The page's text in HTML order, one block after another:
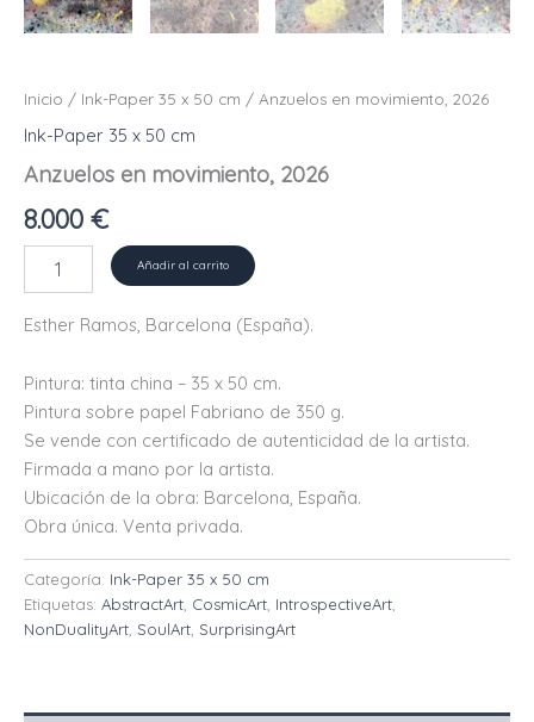
Inicio / Ink-Paper 35 x 50 cm / Anzuelos en movimiento, 2026
Ink-Paper 35 x 50 cm
Anzuelos en movimiento, 2026
8.000 €
2026
Añadir al carrito
Esther Ramos, Barcelona (España).
Pintura: tinta china – 35 x 50 cm.
Pintura sobre papel Fabriano de 350 g.
Se vende con certificado de autenticidad de la artista.
Firmada a mano por la artista.
Ubicación de la obra: Barcelona, ​​España.
Obra única. Venta privada.
Categoría: Ink-Paper 35 x 50 cm
Etiquetas: AbstractArt, CosmicArt, IntrospectiveArt,
NonDualityArt, SoulArt, SurprisingArt